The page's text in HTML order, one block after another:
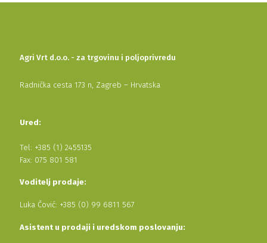
Agri Vrt d.o.o. - za trgovinu i poljoprivredu
Radnička cesta 173 n, Zagreb – Hrvatska
Ured:
Tel: +385 (1) 2455135
Fax: 075 801 581
Voditelj prodaje:
Luka Čović: +385 (0) 99 6811 567
Asistent u prodaji i uredskom poslovanju: